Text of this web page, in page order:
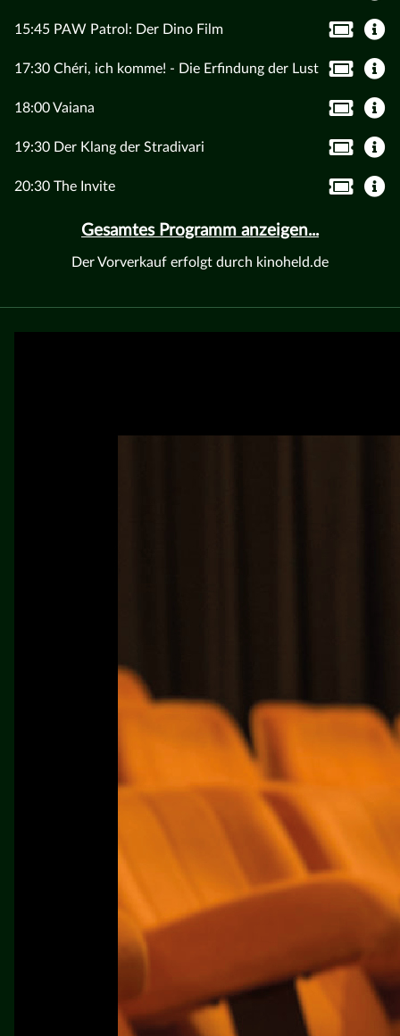
15:45 PAW Patrol: Der Dino Film
17:30 Chéri, ich komme! - Die Erfindung der Lust
18:00 Vaiana
19:30 Der Klang der Stradivari
20:30 The Invite
Gesamtes Programm anzeigen...
Der Vorverkauf erfolgt durch kinoheld.de